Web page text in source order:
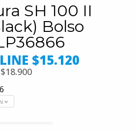
SH 100 II
Bolso
$15.120
$18.900